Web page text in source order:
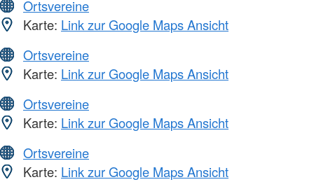
Ortsvereine
Karte: Link zur Google Maps Ansicht
Ortsvereine
Karte: Link zur Google Maps Ansicht
Ortsvereine
Karte: Link zur Google Maps Ansicht
Ortsvereine
Karte: Link zur Google Maps Ansicht